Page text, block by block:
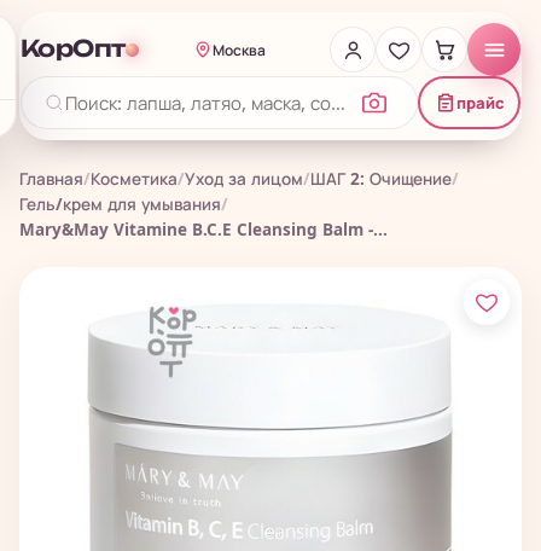
КорОпт Москва
прайс
Главная/Косметика/Уход за лицом/ШАГ 2: Очищение/
Гель/крем для умывания/
Mary&May Vitamine B.C.E Cleansing Balm -...